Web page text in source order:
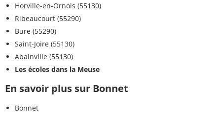
Horville-en-Ornois (55130)
Ribeaucourt (55290)
Bure (55290)
Saint-Joire (55130)
Abainville (55130)
Les écoles dans la Meuse
En savoir plus sur Bonnet
Bonnet